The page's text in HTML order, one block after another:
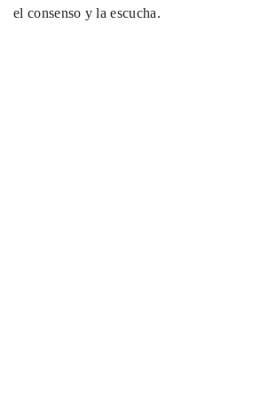
el consenso y la escucha.